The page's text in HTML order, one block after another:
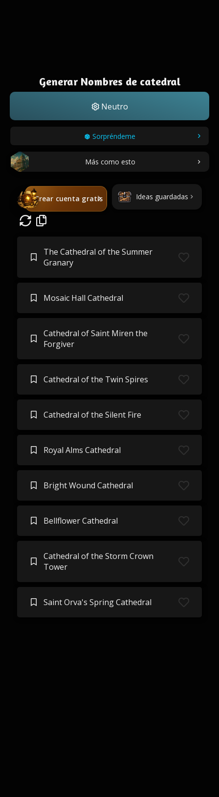
Generar Nombres de catedral
Neutro
Sorpréndeme
Más como esto
Crear cuenta gratis Ideas guardadas
The Cathedral of the Summer
Granary
Mosaic Hall Cathedral
Cathedral of Saint Miren the
Forgiver
Cathedral of the Twin Spires
Cathedral of the Silent Fire
Royal Alms Cathedral
Bright Wound Cathedral
Bellflower Cathedral
Cathedral of the Storm Crown
Tower
Saint Orva's Spring Cathedral